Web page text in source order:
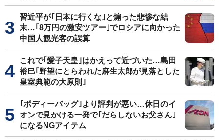
習近平が｢日本に行くな｣と煽った悲惨な結
末…｢8万円の激安ツアー｣でロシアに向かった
中国人観光客の誤算
これで｢愛子天皇｣はかえって近づいた…島田
裕巳｢野望にとらわれた麻生太郎が見落とした
皇室典範の大原則｣
｢ボディーバッグ｣より評判が悪い…休日のイ
オンで見かける一発で｢だらしないお父さん｣
になるNGアイテム